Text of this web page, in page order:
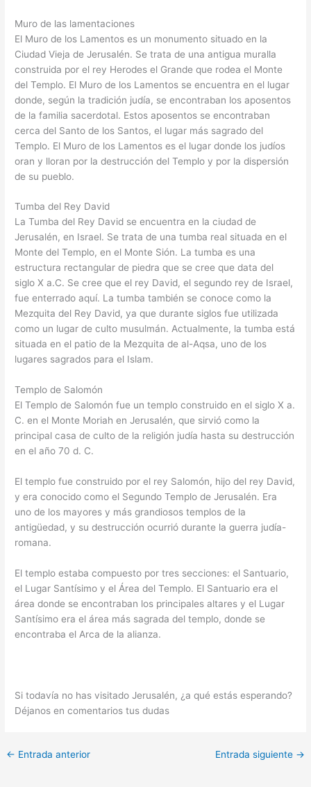
Muro de las lamentaciones
El Muro de los Lamentos es un monumento situado en la
Ciudad Vieja de Jerusalén. Se trata de una antigua muralla
construida por el rey Herodes el Grande que rodea el Monte
del Templo. El Muro de los Lamentos se encuentra en el lugar
donde, según la tradición judía, se encontraban los aposentos
de la familia sacerdotal. Estos aposentos se encontraban
cerca del Santo de los Santos, el lugar más sagrado del
Templo. El Muro de los Lamentos es el lugar donde los judíos
oran y lloran por la destrucción del Templo y por la dispersión
de su pueblo.
Tumba del Rey David
La Tumba del Rey David se encuentra en la ciudad de
Jerusalén, en Israel. Se trata de una tumba real situada en el
Monte del Templo, en el Monte Sión. La tumba es una
estructura rectangular de piedra que se cree que data del
siglo X a.C. Se cree que el rey David, el segundo rey de Israel,
fue enterrado aquí. La tumba también se conoce como la
Mezquita del Rey David, ya que durante siglos fue utilizada
como un lugar de culto musulmán. Actualmente, la tumba está
situada en el patio de la Mezquita de al-Aqsa, uno de los
lugares sagrados para el Islam.
Templo de Salomón
El Templo de Salomón fue un templo construido en el siglo X a.
C. en el Monte Moriah en Jerusalén, que sirvió como la
principal casa de culto de la religión judía hasta su destrucción
en el año 70 d. C.
El templo fue construido por el rey Salomón, hijo del rey David,
y era conocido como el Segundo Templo de Jerusalén. Era
uno de los mayores y más grandiosos templos de la
antigüedad, y su destrucción ocurrió durante la guerra judía-
romana.
El templo estaba compuesto por tres secciones: el Santuario,
el Lugar Santísimo y el Área del Templo. El Santuario era el
área donde se encontraban los principales altares y el Lugar
Santísimo era el área más sagrada del templo, donde se
encontraba el Arca de la alianza.
Si todavía no has visitado Jerusalén, ¿a qué estás esperando?
Déjanos en comentarios tus dudas
← Entrada anterior Entrada siguiente →